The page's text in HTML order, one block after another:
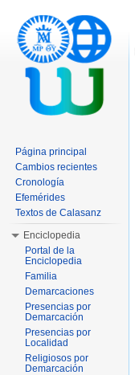
Página principal
Cambios recientes
Cronología
Efemérides
Textos de Calasanz
Enciclopedia
Portal de la
Enciclopedia
Familia
Demarcaciones
Presencias por
Demarcación
Presencias por
Localidad
Religiosos por
Demarcación